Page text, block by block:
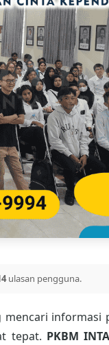
ulasan pengguna.
mencari informasi
tepat. PKBM